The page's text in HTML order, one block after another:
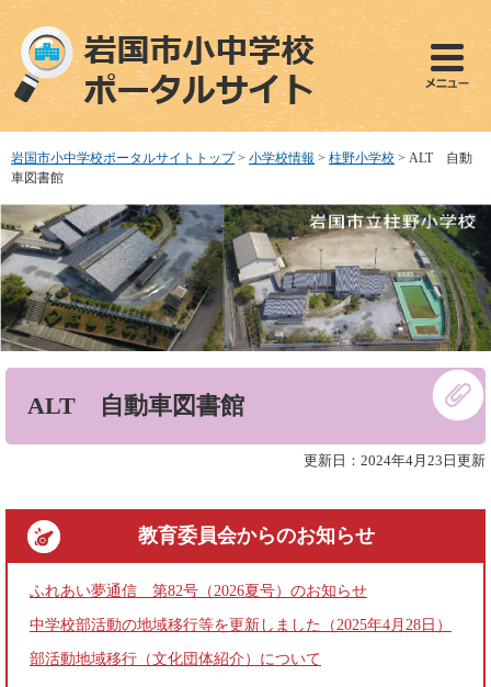
ペ
で
す
メ
ば
し
本
文
へ
岩国市小中学校ポータルサイトトップ > 小学校情報 > 柱野小学校 > ALT 自動
車図書館
ALT 自動車図書館
更新日：2024年4月23日更新
教育委員会からのお知らせ
ふれあい夢通信 第82号（2026夏号）のお知らせ
中学校部活動の地域移行等を更新しました（2025年4月28日）
部活動地域移行（文化団体紹介）について